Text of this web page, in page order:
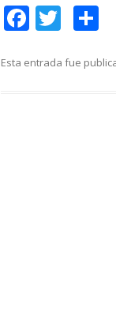
F
e
T
itt
Esta entrada fue